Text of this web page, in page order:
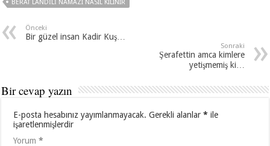
BERAT LANDILI NAMAZI NASIL KILINIR
Önceki
Bir güzel insan Kadir Kuş…
Sonraki
Şerafettin amca kimlere
yetişmemiş ki…
Bir cevap yazın
E-posta hesabınız yayımlanmayacak. Gerekli alanlar* ile
işaretlenmişlerdir
Yorum*